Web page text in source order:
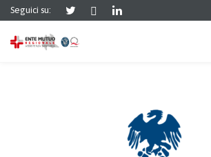
Seguici su: